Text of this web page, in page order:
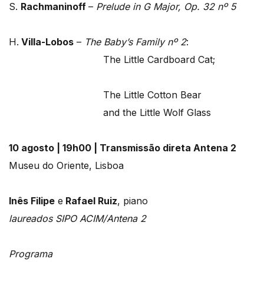
S. Rachmaninoff – Prelude in G Major, Op. 32 nº 5
H. Villa-Lobos – The Baby’s Family nº 2:
The Little Cardboard Cat;
The Little Cotton Bear
and the Little Wolf Glass
10 agosto | 19h00 | Transmissão direta Antena 2
Museu do Oriente, Lisboa
Inês Filipe e Rafael Ruiz, piano
laureados SIPO ACIM/Antena 2
Programa